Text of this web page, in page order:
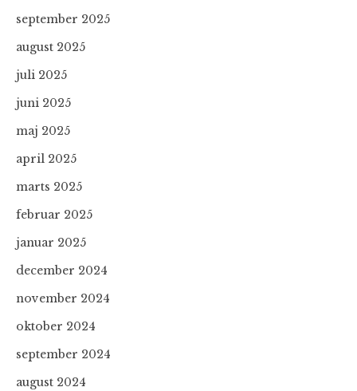
september 2025
august 2025
juli 2025
juni 2025
maj 2025
april 2025
marts 2025
februar 2025
januar 2025
december 2024
november 2024
oktober 2024
september 2024
august 2024